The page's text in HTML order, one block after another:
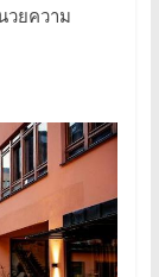
วยความ